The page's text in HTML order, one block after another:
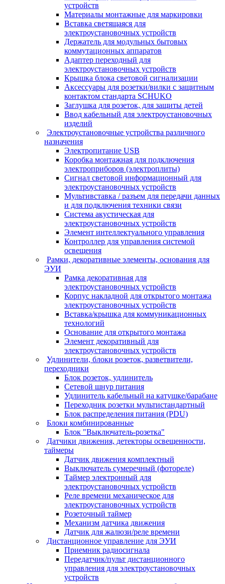
устройств
Материалы монтажные для маркировки
Вставка светящаяся для
электроустановочных устройств
Держатель для модульных бытовых
коммутационных аппаратов
Адаптер переходный для
электроустановочных устройств
Крышка блока световой сигнализации
Аксессуары для розетки/вилки с защитным
контактом стандарта SCHUKO
Заглушка для розеток, для защиты детей
Ввод кабельный для электроустановочных
изделий
Электроустановочные устройства различного
назначения
Электропитание USB
Коробка монтажная для подключения
электроприборов (электроплиты)
Сигнал световой информационный для
электроустановочных устройств
Мультивставка / разъем для передачи данных
и для подключения техники связи
Система акустическая для
электроустановочных устройств
Элемент интеллектуального управления
Контроллер для управления системой
освещения
Рамки, декоративные элементы, основания для
ЭУИ
Рамка декоративная для
электроустановочных устройств
Корпус накладной для открытого монтажа
электроустановочных устройств
Вставка/крышка для коммуникационных
технологий
Основание для открытого монтажа
Элемент декоративный для
электроустановочных устройств
Удлинители, блоки розеток, разветвители,
переходники
Блок розеток, удлинитель
Сетевой шнур питания
Удлинитель кабельный на катушке/барабане
Переходник розетки мультистандартный
Блок распределения питания (PDU)
Блоки комбинированные
Блок "Выключатель-розетка"
Датчики движения, детекторы освещенности,
таймеры
Датчик движения комплектный
Выключатель сумеречный (фотореле)
Таймер электронный для
электроустановочных устройств
Реле времени механическое для
электроустановочных устройств
Розеточный таймер
Механизм датчика движения
Датчик для жалюзи/реле времени
Дистанционное управление для ЭУИ
Приемник радиосигнала
Передатчик/пульт дистанционного
управления для электроустановочных
устройств